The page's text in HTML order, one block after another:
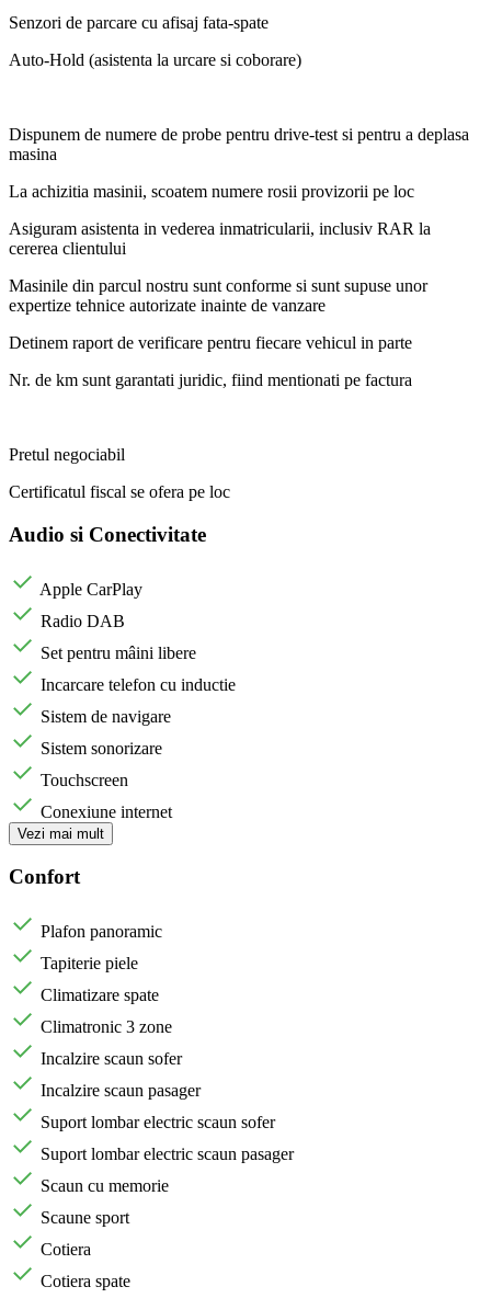
Senzori de parcare cu afisaj fata-spate
Auto-Hold (asistenta la urcare si coborare)
Dispunem de numere de probe pentru drive-test si pentru a deplasa
masina
La achizitia masinii, scoatem numere rosii provizorii pe loc
Asiguram asistenta in vederea inmatricularii, inclusiv RAR la
cererea clientului
Masinile din parcul nostru sunt conforme si sunt supuse unor
expertize tehnice autorizate inainte de vanzare
Detinem raport de verificare pentru fiecare vehicul in parte
Nr. de km sunt garantati juridic, fiind mentionati pe factura
Pretul negociabil
Certificatul fiscal se ofera pe loc
Audio si Conectivitate
Apple CarPlay
Radio DAB
Set pentru mâini libere
Incarcare telefon cu inductie
Sistem de navigare
Sistem sonorizare
Touchscreen
Conexiune internet
Vezi mai mult
Confort
Plafon panoramic
Tapiterie piele
Climatizare spate
Climatronic 3 zone
Incalzire scaun sofer
Incalzire scaun pasager
Suport lombar electric scaun sofer
Suport lombar electric scaun pasager
Scaun cu memorie
Scaune sport
Cotiera
Cotiera spate